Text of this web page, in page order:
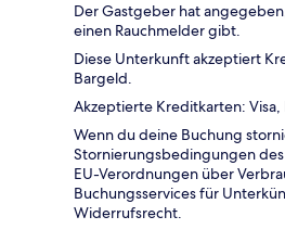
Der Gastgeber hat
einen Rauchmelder gibt.
Diese Unterkunft akzeptiert
Bargeld.
Akzeptierte Kreditkarten: Visa,
Wenn du deine Buchung
Stornierungsbedingungen
EU-Verordnungen über
Buchungsservices für
Widerrufsrecht.